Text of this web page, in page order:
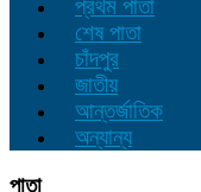
প্রথম পাতা
শেষ পাতা
চাঁদপুর
জাতীয়
আন্তর্জাতিক
অন্যান্য
পাতা